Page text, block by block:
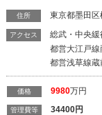
住所 東京都墨田
アクセス
総武・中央
都営大江戸
都営浅草線
価格 9980万円
管理費等 34400円